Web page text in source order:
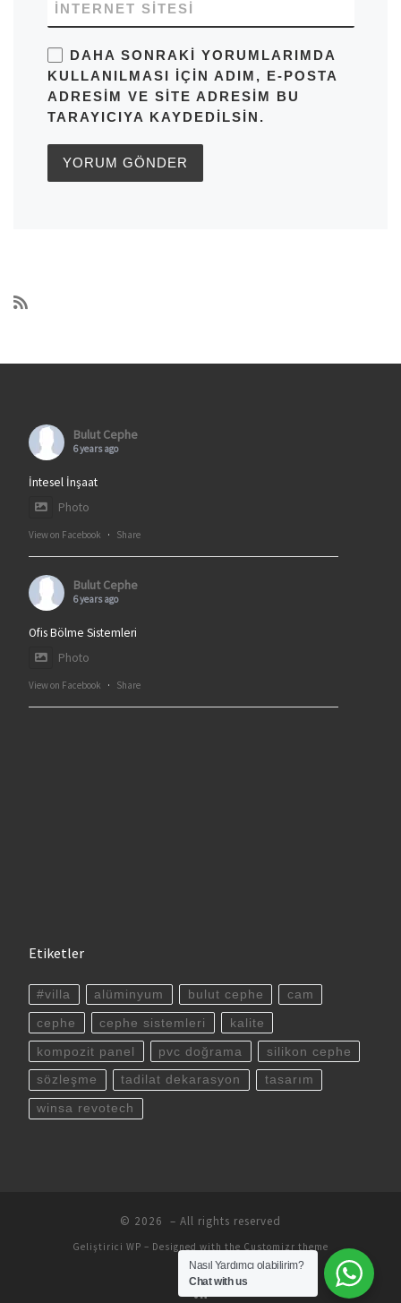
İNTERNET SITESI
DAHA SONRAKI YORUMLARIMDA
KULLANILMASI IÇIN ADIM, E-POSTA
ADRESIM VE SITE ADRESIM BU
TARAYICIYA KAYDEDILSIN.
Bulut Cephe
6 years ago
İntesel İnşaat
Photo
View on Facebook · Share
Bulut Cephe
6 years ago
Ofis Bölme Sistemleri
Photo
View on Facebook · Share
Etiketler
#villa alüminyum bulut cephe cam
cephe cephe sistemleri kalite
kompozit panel pvc doğrama silikon cephe
sözleşme tadilat dekarasyon tasarım
winsa revotech
© 2026 – All rights reserved
Geliştirici WP – Designed with the Customizr theme
Nasıl Yardımcı olabilirim?
Chat with us